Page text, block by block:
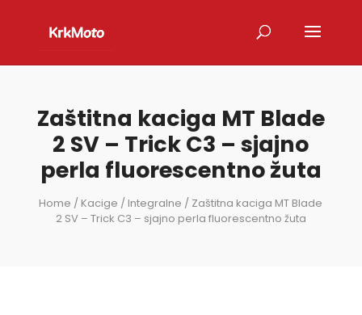
Zaštitna kaciga MT Blade
2 SV – Trick C3 – sjajno
perla fluorescentno žuta
Home / Kacige / Integralne / Zaštitna kaciga MT Blade
2 SV – Trick C3 – sjajno perla fluorescentno žuta